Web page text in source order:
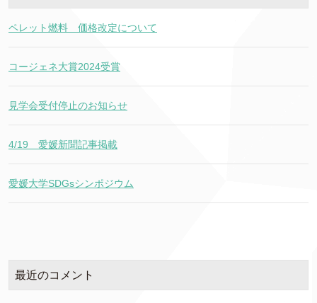
ペレット燃料 価格改定について
コージェネ大賞2024受賞
見学会受付停止のお知らせ
4/19 愛媛新聞記事掲載
愛媛大学SDGsシンポジウム
最近のコメント